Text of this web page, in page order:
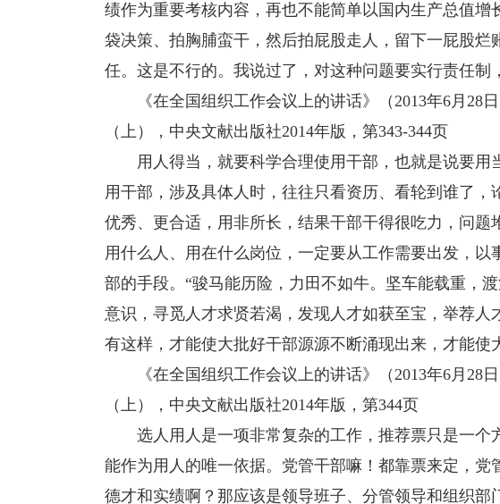
绩作为重要考核内容，再也不能简单以国内生产总值增
袋决策、拍胸脯蛮干，然后拍屁股走人，留下一屁股烂
任。这是不行的。我说过了，对这种问题要实行责任制
《在全国组织工作会议上的讲话》（2013年6月28日
（上），中央文献出版社2014年版，第343-344页
用人得当，就要科学合理使用干部，也就是说要用
用干部，涉及具体人时，往往只看资历、看轮到谁了，
优秀、更合适，用非所长，结果干部干得很吃力，问题
用什么人、用在什么岗位，一定要从工作需要出发，
部的手段。“骏马能历险，力田不如牛。坚车能载重，
意识，寻觅人才求贤若渴，发现人才如获至宝，举荐人
有这样，才能使大批好干部源源不断涌现出来，才能使
《在全国组织工作会议上的讲话》（2013年6月28日
（上），中央文献出版社2014年版，第344页
选人用人是一项非常复杂的工作，推荐票只是一个
能作为用人的唯一依据。党管干部嘛！都靠票来定，党
德才和实绩啊？那应该是领导班子、分管领导和组织